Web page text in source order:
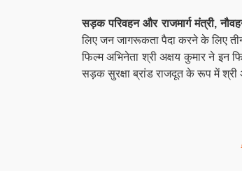
सड़क परिवहन और राजमार्ग मंत्री,
लिए जन जागरूकता पैदा करने के लिए
फिल्म अभिनेता श्री अक्षय कुमार ने इन
सड़क सुरक्षा ब्रांड राजदूत के रूप में श्री